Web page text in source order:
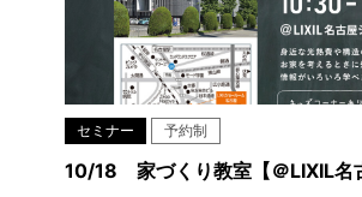
セミナー 予約制
10/18 家づくり教室【＠LIXIL名